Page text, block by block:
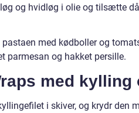
og hvidløg i olie og tilsætte
med kødboller og
parmesan og hakket persille.
med kylling
i skiver, og krydr den